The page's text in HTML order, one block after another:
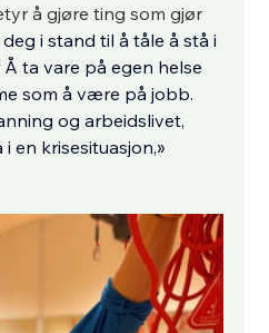
å gjøre ting som gjør
i stand til å tåle å stå i
ta vare på egen helse
som å være på jobb.
og arbeidslivet,
en krisesituasjon,»